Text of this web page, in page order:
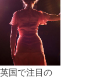
英国で注目の